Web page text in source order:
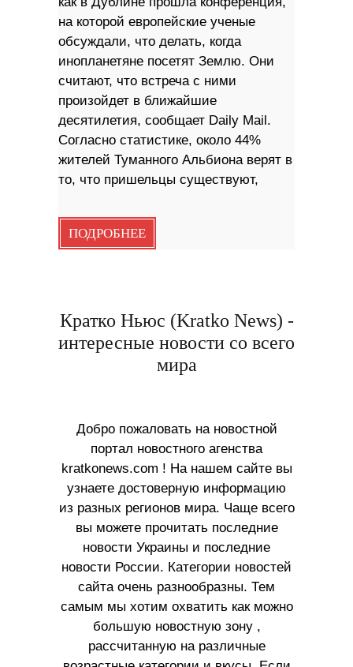
на которой европейские ученые
обсуждали, что делать, когда
инопланетяне посетят Землю. Они
считают, что встреча с ними
произойдет в ближайшие
десятилетия, сообщает Daily Mail.
Согласно статистике, около 44%
жителей Туманного Альбиона верят в
то, что пришельцы существуют,
ПОДРОБНЕЕ
Кратко Ньюс (Kratko News) -
интересные новости со всего
мира
Добро пожаловать на новостной
портал новостного агенства
kratkonews.com ! На нашем сайте вы
узнаете достоверную информацию
из разных регионов мира. Чаще всего
вы можете прочитать последние
новости Украины и последние
новости России. Категории новостей
сайта очень разнообразны. Тем
самым мы хотим охватить как можно
большую новостную зону ,
рассчитанную на различные